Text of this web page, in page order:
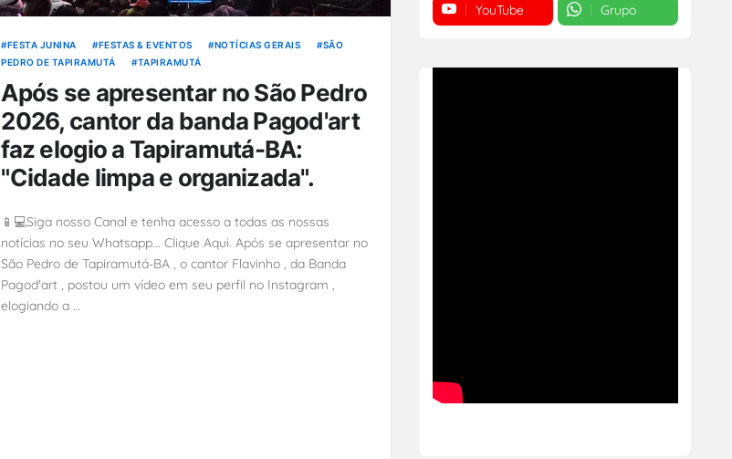
FESTA JUNINA FESTAS & EVENTOS NOTÍCIAS GERAIS
SÃO
PEDRO DE TAPIRAMUTÁ
TAPIRAMUTÁ
Após se apresentar no São Pedro
2026, cantor da banda Pagod'art
faz elogio a Tapiramutá-BA:
"Cidade limpa e organizada".
📱💻Siga nosso Canal e tenha acesso a todas as nossas
notícias no seu Whatsapp... Clique Aqui. Após se apresentar no
São Pedro de Tapiramutá-BA , o cantor Flavinho , da Banda
Pagod'art , postou um vídeo em seu perfil no Instagram ,
elogiando a …
YouTube Grupo